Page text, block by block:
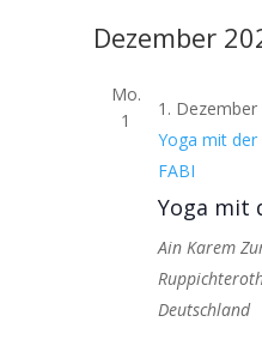
Dezember
Mo.
1
Yoga mit
1. Dezember
Yoga mit
FABI
Ain Karem
Deutschland